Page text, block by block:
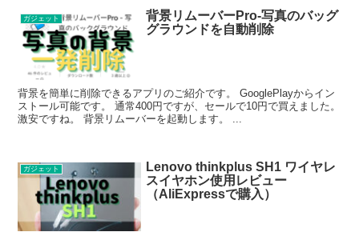
ガジェット
背景リムーバーPro-写真のバッグ
グラウンドを自動削除
背景を簡単に削除できるアプリのご紹介です。 GooglePlayからイン
ストール可能です。 通常400円ですが、セールで10円で買えました。
激安ですね。 背景リムーバーを起動します。 ...
ガジェット
Lenovo thinkplus SH1 ワイヤレ
スイヤホン使用レビュー
（AliExpressで購入）